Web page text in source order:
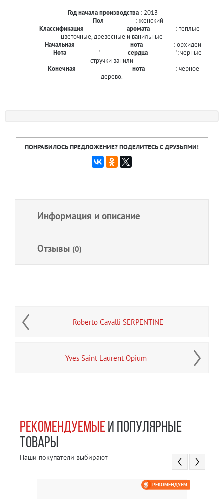
Год начала производства : 2013
Пол
: женский
Классификация
аромата
: теплые
цветочные, древесные и ванильные
Начальная
нота
: орхидеи
Нота
" сердца
": черные
стручки ванили
Конечная
нота
: черное
дерево.
ПОНРАВИЛОСЬ ПРЕДЛОЖЕНИЕ? ПОДЕЛИТЕСЬ С ДРУЗЬЯМИ!
Информация и описание
Отзывы (0)
Roberto Cavalli SERPENTINE
Yves Saint Laurent Opium
РЕКОМЕНДУЕМЫЕИ ПОПУЛЯРНЫЕ
ТОВАРЫ
Наши покупатели выбирают
РЕКОМЕНДУЕМ